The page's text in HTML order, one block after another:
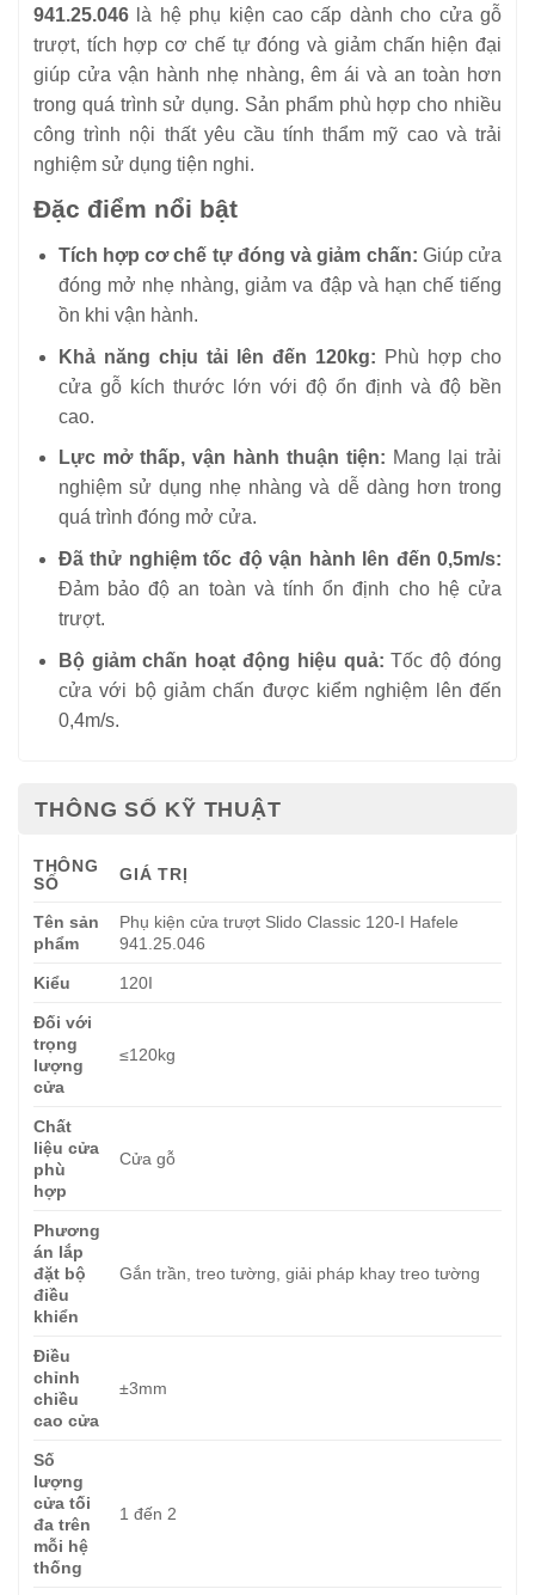
941.25.046 là hệ phụ kiện cao cấp dành cho cửa gỗ
trượt, tích hợp cơ chế tự đóng và giảm chấn hiện đại
giúp cửa vận hành nhẹ nhàng, êm ái và an toàn hơn
trong quá trình sử dụng. Sản phẩm phù hợp cho nhiều
công trình nội thất yêu cầu tính thẩm mỹ cao và trải
nghiệm sử dụng tiện nghi.
Đặc điểm nổi bật
Tích hợp cơ chế tự đóng và giảm chấn: Giúp cửa
đóng mở nhẹ nhàng, giảm va đập và hạn chế tiếng
ồn khi vận hành.
Khả năng chịu tải lên đến 120kg: Phù hợp cho
cửa gỗ kích thước lớn với độ ổn định và độ bền
cao.
Lực mở thấp, vận hành thuận tiện: Mang lại trải
nghiệm sử dụng nhẹ nhàng và dễ dàng hơn trong
quá trình đóng mở cửa.
Đã thử nghiệm tốc độ vận hành lên đến 0,5m/s:
Đảm bảo độ an toàn và tính ổn định cho hệ cửa
trượt.
Bộ giảm chấn hoạt động hiệu quả:Tốc độ đóng
cửa với bộ giảm chấn được kiểm nghiệm lên đến
0,4m/s.
THÔNG SỐ KỸ THUẬT
THÔNG
SỐ
GIÁ TRỊ
Tên sản
phẩm
Phụ kiện cửa trượt Slido Classic 120-I Hafele
941.25.046
Kiểu 120I
Đối với
trọng
lượng
cửa
≤120kg
Chất
liệu cửa
phù
hợp
Cửa gỗ
Phương
án lắp
đặt bộ
điều
khiển
Gắn trần, treo tường, giải pháp khay treo tường
Điều
chỉnh
chiều
cao cửa
±3mm
Số
lượng
cửa tối
đa trên
mỗi hệ
thống
1 đến 2